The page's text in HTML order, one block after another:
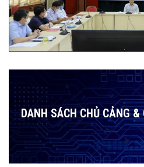
DANH SÁCH CHỦ CẢNG &